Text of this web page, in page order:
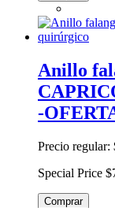
Anillo
-
Precio regular:
Special Price
Comprar